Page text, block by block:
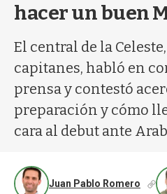
hacer un buen
El central de la
capitanes, habló en
prensa y contestó
preparación y cómo
cara al debut ante
Juan Pablo Romero